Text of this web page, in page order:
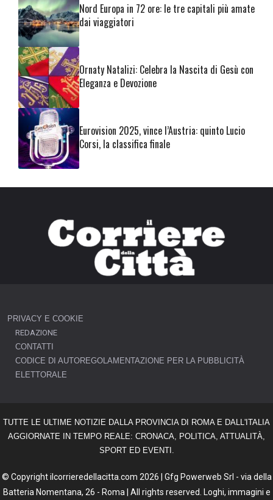
Nord Europa in 72 ore: le tre capitali più amate
dai viaggiatori
Ornaty Natalizi: Celebra la Nascita di Gesù con
Eleganza e Devozione
Eurovision 2025, vince l’Austria: quinto Lucio
Corsi, la classifica finale
PRIVACY E COOKIE
REDAZIONE
CONTATTI
CODICE DI AUTOREGOLAMENTAZIONE PER LA PUBBLICITÀ
ELETTORALE
TUTTE LE ULTIME NOTIZIE DALLA PROVINCIA DI ROMA E DALL'ITALIA
AGGIORNATE IN TEMPO REALE: CRONACA, POLITICA, ATTUALITÀ,
SPORT ED EVENTI.
© Copyright ilcorrieredellacitta.com 2026 | Gfg Powerweb Srl - via della
Batteria Nomentana, 26 - Roma | All rights reserved. Loghi, immagini e